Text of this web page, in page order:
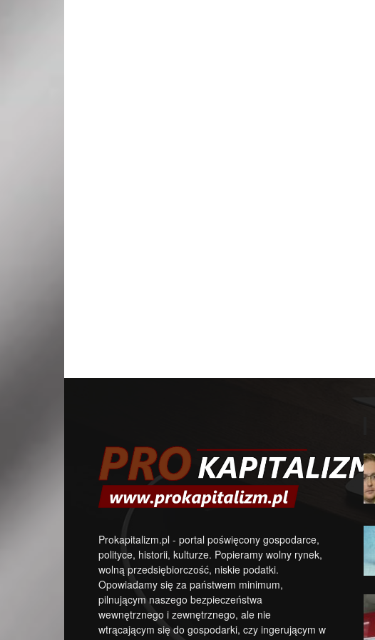
Prokapitalizm.pl - portal poświęcony gospodarce,
polityce, historii, kulturze. Popieramy wolny rynek,
wolną przedsiębiorczość, niskie podatki.
Opowiadamy się za państwem minimum,
pilnującym naszego bezpieczeństwa
wewnętrznego i zewnętrznego, ale nie
wtrącającym się do gospodarki, czy ingerującym w